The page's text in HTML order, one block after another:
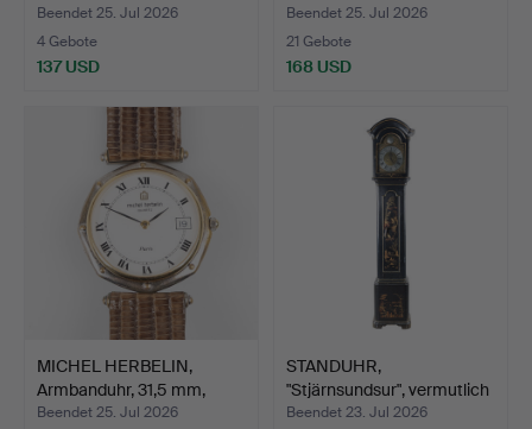
Gold…
Beendet 25. Jul 2026
4 Gebote
137 USD
Beendet 25. Jul 2026
21 Gebote
168 USD
MICHEL HERBELIN,
Armbanduhr, 31,5 mm,
bico…
Beendet 25. Jul 2026
STANDUHR,
"Stjärnsundsur", vermutlich
Joha…
Beendet 23. Jul 2026